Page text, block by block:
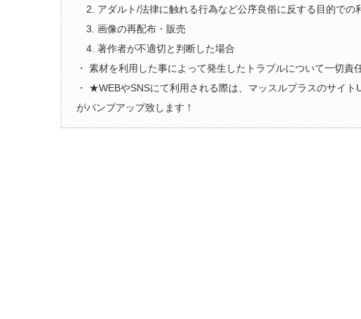
2. アダルト/法律に触れる行為など公序良俗に反する目的での
3. 画像の再配布・販売
4. 著作者が不適切と判断した場合
・ 素材を利用した事によって発生したトラブルについて一切責
・ ★WEBやSNSにて利用される際は、マッスルプラスのサイ
がパンプアップ致します！